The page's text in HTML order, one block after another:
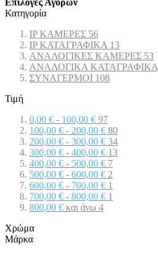
Επιλογες Αγορων
Κατηγορία
IP ΚΑΜΕΡΕΣ 56
IP ΚΑΤΑΓΡΑΦΙΚΑ 13
ΑΝΑΛΟΓΙΚΕΣ ΚΑΜΕΡΕΣ 53
ΑΝΑΛΟΓΙΚΑ ΚΑΤΑΓΡΑΦΙΚΑ
ΣΥΝΑΓΕΡΜΟΙ 108
Τιμή
0,00 € - 100,00 € 97
100,00 € - 200,00 € 80
200,00 € - 300,00 € 34
300,00 € - 400,00 € 13
400,00 € - 500,00 € 7
500,00 € - 600,00 € 2
600,00 € - 700,00 € 1
700,00 € - 800,00 € 1
800,00 € και άνω 4
Χρώμα
Μάρκα